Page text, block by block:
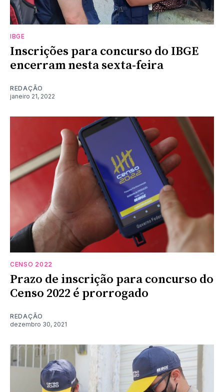
IBGE
Inscrições para concurso do IBGE
encerram nesta sexta-feira
REDAÇÃO
janeiro 21, 2022
CENSO 2022
Prazo de inscrição para concurso do
Censo 2022 é prorrogado
REDAÇÃO
dezembro 30, 2021